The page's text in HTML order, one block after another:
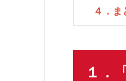
４．ま
１．